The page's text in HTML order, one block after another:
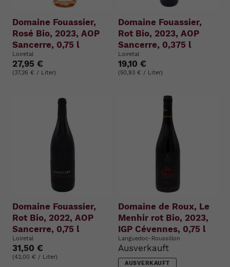
Domaine Fouassier,
Rosé Bio, 2023, AOP
Sancerre, 0,75 l
Loiretal
27,95 €
(37,26 € / Liter)
Domaine Fouassier,
Rot Bio, 2023, AOP
Sancerre, 0,375 l
Loiretal
19,10 €
(50,93 € / Liter)
Domaine Fouassier,
Rot Bio, 2022, AOP
Sancerre, 0,75 l
Loiretal
31,50 €
(42,00 € / Liter)
Domaine de Roux, Le
Menhir rot Bio, 2023,
IGP Cévennes, 0,75 l
Languedoc-Roussillon
Ausverkauft
AUSVERKAUFT